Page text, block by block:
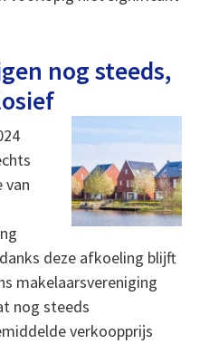
nog steeds,
van
deze afkoeling blijft
makelaarsvereniging
nog steeds
verkoopprijs